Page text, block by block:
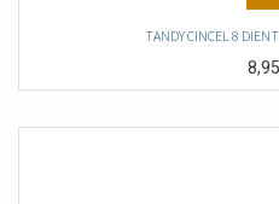
TANDY CINCEL 8
8,95